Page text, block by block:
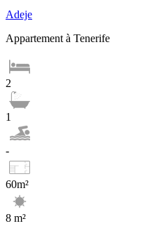
Adeje
Appartement à Tenerife
2
1
-
60m²
8 m²